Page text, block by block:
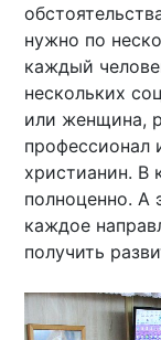
нужно по
каждый
нескольких
или женщина,
профессионал
христианин.
полноценно. А
каждое
получить